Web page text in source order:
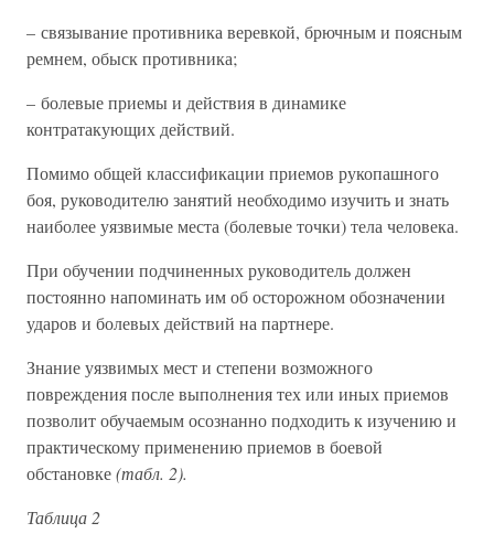
– связывание противника веревкой, брючным и поясным
ремнем, обыск противника;
– болевые приемы и действия в динамике
контратакующих действий.
Помимо общей классификации приемов рукопашного
боя, руководителю занятий необходимо изучить и знать
наиболее уязвимые места (болевые точки) тела человека.
При обучении подчиненных руководитель должен
постоянно напоминать им об осторожном обозначении
ударов и болевых действий на партнере.
Знание уязвимых мест и степени возможного
повреждения после выполнения тех или иных приемов
позволит обучаемым осознанно подходить к изучению и
практическому применению приемов в боевой
обстановке(табл. 2).
Таблица 2